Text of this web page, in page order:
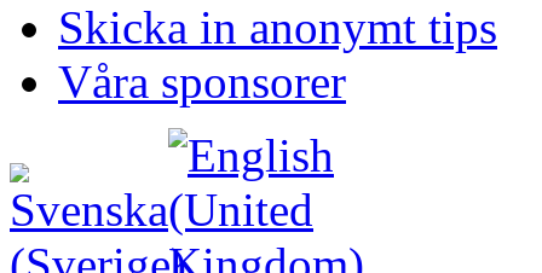
Skicka in anonymt tips
Våra sponsorer